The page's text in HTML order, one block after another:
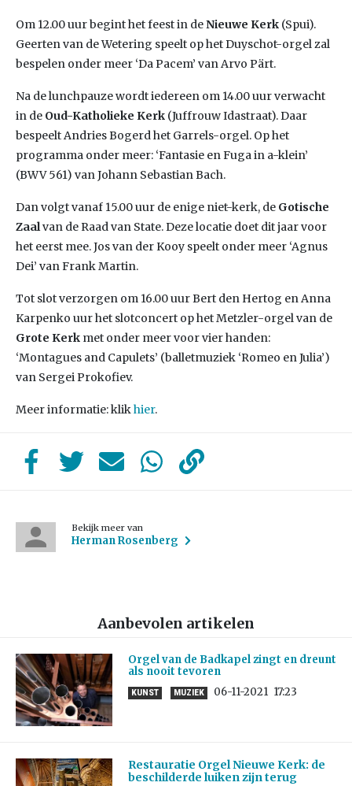
Om 12.00 uur begint het feest in deNieuwe Kerk (Spui).
Geerten van de Wetering speelt op het Duyschot-orgel zal
bespelen onder meer ‘Da Pacem’ van Arvo Pärt.
Na de lunchpauze wordt iedereen om 14.00 uur verwacht
in de Oud-Katholieke Kerk (Juffrouw Idastraat). Daar
bespeelt Andries Bogerd het Garrels-orgel. Op het
programma onder meer: ‘Fantasie en Fuga in a-klein’
(BWV 561) van Johann Sebastian Bach.
Dan volgt vanaf 15.00 uur de enige niet-kerk, de Gotische
Zaalvan de Raad van State. Deze locatie doet dit jaar voor
het eerst mee. Jos van der Kooy speelt onder meer ‘Agnus
Dei’ van Frank Martin.
Tot slot verzorgen om 16.00 uur Bert den Hertog en Anna
Karpenko uur het slotconcert op het Metzler-orgel van de
Grote Kerk met onder meer voor vier handen:
‘Montagues and Capulets’ (balletmuziek ‘Romeo en Julia’)
van Sergei Prokofiev.
Meer informatie: klikhier.
Bekijk meer van
Herman Rosenberg
Aanbevolen artikelen
Orgel van de Badkapel zingt en dreunt
als nooit tevoren
KUNST MUZIEK 06-11-2021 17:23
Restauratie Orgel Nieuwe Kerk: de
beschilderde luiken zijn terug